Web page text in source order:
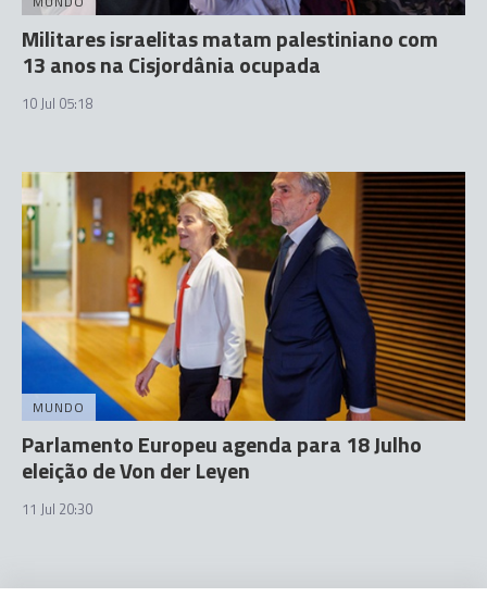
Militares israelitas matam palestiniano com
13 anos na Cisjordânia ocupada
10 Jul 05:18
MUNDO
Parlamento Europeu agenda para 18 Julho
eleição de Von der Leyen
11 Jul 20:30